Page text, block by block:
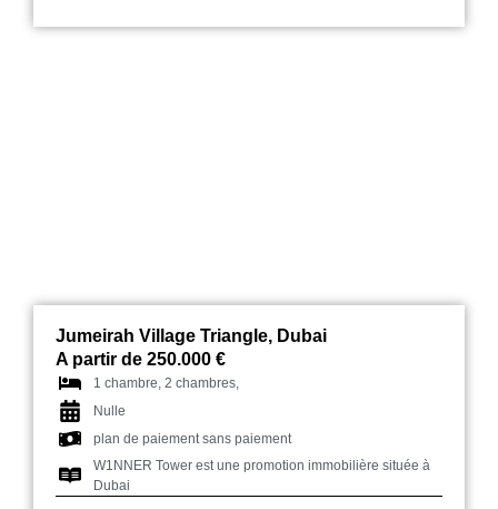
Jumeirah Village Triangle, Dubai
A partir de 250.000 €
1 chambre, 2 chambres,
Nulle
plan de paiement sans paiement
W1NNER Tower est une promotion immobilière située à
Dubai